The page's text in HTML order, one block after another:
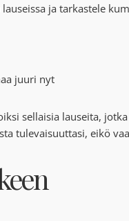
ja tarkastele
juuri nyt
sellaisia lauseita,
tulevaisuuttasi, eikö